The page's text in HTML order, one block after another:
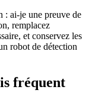
: ai-je une preuve de
remplacez
et conservez les
robot de détection
fréquent